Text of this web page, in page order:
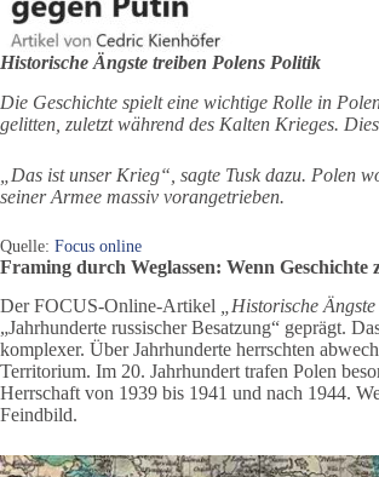
Historische Ängste treiben Polens Politik
Die Geschichte spielt eine wichtige Rolle in
gelitten, zuletzt während des Kalten Krieges.
„Das ist unser Krieg“, sagte Tusk dazu. Polen
seiner Armee massiv vorangetrieben.
Quelle: Focus online
Framing durch Weglassen: Wenn Geschichte
Der FOCUS-Online-Artikel
„Historische
„Jahrhunderte russischer Besatzung“ geprägt.
komplexer. Über Jahrhunderte herrschten
Territorium. Im 20. Jahrhundert trafen Polen
Herrschaft von 1939 bis 1941 und nach 1944.
Feindbild.